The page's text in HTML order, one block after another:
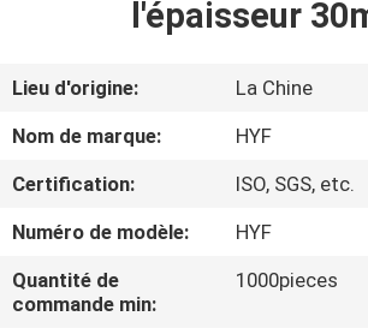
SUJET
DE
VISITE
D'USINE
l'épaisseur
Lieu d'origine:
La Chine
Nom de marque:
HYF
Certification:
ISO, SGS, etc.
Numéro de modèle:
HYF
Quantité de
commande min:
1000pieces